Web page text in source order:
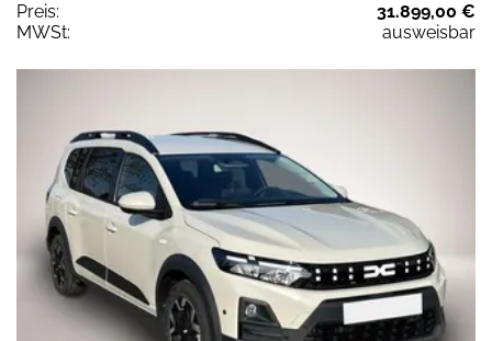
Preis:
31.899,00 €
MWSt:
ausweisbar